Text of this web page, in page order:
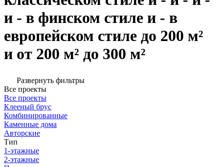
и - в финском стиле и - в
европейском стиле до 200 м²
и от 200 м² до 300 м²
Развернуть фильтры
Все проекты
Все проекты
Клееный брус
Комбинированные
Каменные дома
Авторские
Тип
1-этажные
2-этажные